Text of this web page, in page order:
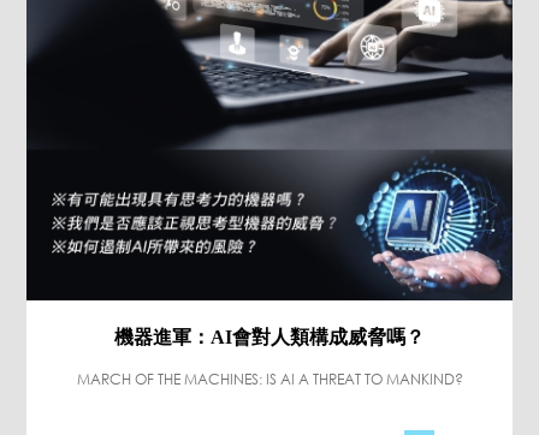
機器進軍：AI會對人類構成威脅嗎？
MARCH OF THE MACHINES: IS AI A THREAT TO MANKIND?